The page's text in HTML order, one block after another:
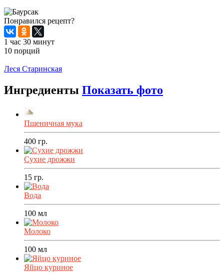
Понравился рецепт?
1 час 30 минут
10 порций
Леся Старинская
Ингредиенты Показать фото
Пшеничная мука
400 гр.
Сухие дрожжи
15 гр.
Вода
100 мл
Молоко
100 мл
Яйцо куриное